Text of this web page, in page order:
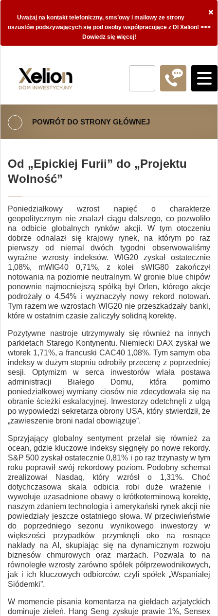
×
Uważaj na kontakt telefoniczny, sms’owy i mailowy ze strony
oszustów podszywających się pod osoby współpracujące z DI Xelion! >>>
Dowiedz się więcej!
POWRÓT DO STRONY GŁÓWNEJ
Od „Epickiej Furii” do „Projektu
Wolność”
Poniedziałkowy wzrost napięć o charakterze
geopolitycznym nie znalazł ciągu dalszego, co pozwoliło
na odbicie globalnych rynków akcji. W tym otoczeniu
dobrze odnalazł się krajowy rynek, na którym po raz
pierwszy od niemal dwóch tygodni obserwowaliśmy
wyraźne wzrosty indeksów. WIG20 zyskał ostatecznie
1,08%, mWIG40 0,71%, z kolei sWIG80 zakończył
notowania na poziomie neutralnym. W gronie blue chipów
ponownie najmocniejszą spółką był Orlen, którego akcje
podrożały o 4,54% i wyznaczyły nowy rekord notowań.
Tym razem we wzrostach WIG20 nie przeszkadzały banki,
które w ostatnim czasie zaliczyły solidną korektę.
Pozytywne nastroje utrzymywały się również na innych
parkietach Starego Kontynentu. Niemiecki DAX zyskał we
wtorek 1,71%, a francuski CAC40 1,08%. Tym samym oba
indeksy w dużym stopniu odrobiły przecenę z poprzedniej
sesji. Optymizm w serca inwestorów wlała postawa
administracji Białego Domu, która pomimo
poniedziałkowej wymiany ciosów nie zdecydowała się na
obranie ścieżki eskalacyjnej. Inwestorzy odetchnęli z ulgą
po wypowiedzi sekretarza obrony USA, który stwierdził, że
„zawieszenie broni nadal obowiązuje”.
Sprzyjający globalny sentyment przelał się również za
ocean, gdzie kluczowe indeksy sięgnęły po nowe rekordy.
S&P 500 zyskał ostatecznie 0,81% i po raz trzynasty w tym
roku poprawił swój rekordowy poziom. Podobny schemat
zrealizował Nasdaq, który wzrósł o 1,31%. Choć
dotychczasowa skala odbicia robi duże wrażenie i
wywołuje uzasadnione obawy o krótkoterminową korektę,
naszym zdaniem technologia i amerykański rynek akcji nie
powiedziały jeszcze ostatniego słowa. W przeciwieństwie
do poprzedniego sezonu wynikowego inwestorzy w
większości przypadków przymknęli oko na rosnące
nakłady na AI, skupiając się na dynamicznym rozwoju
biznesów chmurowych oraz marżach. Pozwala to na
równoległe wzrosty zarówno spółek półprzewodnikowych,
jak i ich kluczowych odbiorców, czyli spółek „Wspaniałej
Siódemki”.
W momencie pisania komentarza na giełdach azjatyckich
dominuje zieleń. Hang Seng zyskuje prawie 1%, Sensex